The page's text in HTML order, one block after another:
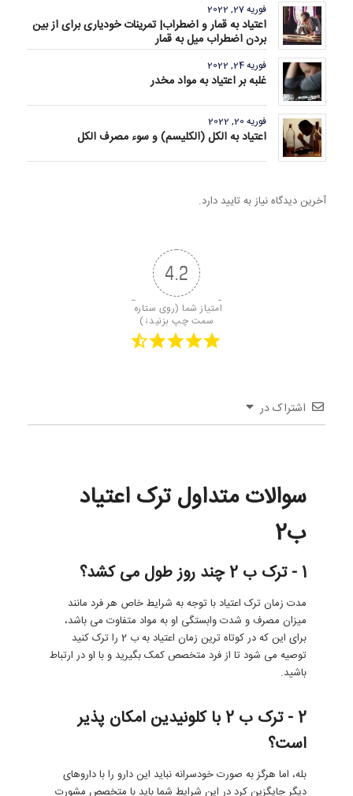
فوریه 27, 2022
اعتیاد به قمار و اضطراب| تمرینات خودیاری برای از بین
بردن اضطراب میل به قمار
فوریه 24, 2022
غلبه بر اعتیاد به مواد مخدر
فوریه 20, 2022
اعتیاد به الکل (الکلیسم) و سوء مصرف الکل
آخرین دیدگاه نیاز به تایید دارد.
4.2
امتیاز شما (روی ستاره
سمت چپ بزنید↓)
اشتراک در
سوالات متداول ترک اعتیاد
ب2
1 - ترک ب 2 چند روز طول می کشد؟
مدت زمان ترک اعتیاد با توجه به شرایط خاص هر فرد مانند
میزان مصرف و شدت وابستگی او به مواد متفاوت می باشد،
برای این که در کوتاه ترین زمان اعتیاد به ب 2 را ترک کنید
توصیه می شود تا از فرد متخصص کمک بگیرید و با او در ارتباط
باشید.
2 - ترک ب 2 با کلونیدین امکان پذیر
است؟
بله، اما هرگز به صورت خودسرانه نباید این دارو را با داروهای
دیگر جایگزین کرد در این شرایط شما باید با متخصص مشورت